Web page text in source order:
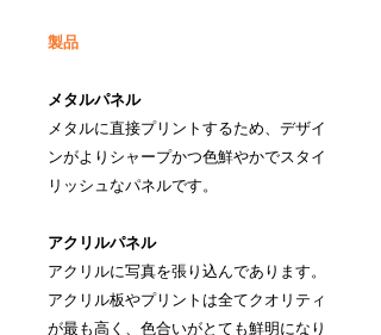
製品
メタルパネル
メタルに直接プリントするため、デザイ
ンがよりシャープかつ色鮮やかでスタイ
リッシュなパネルです。
アクリルパネル
アクリルに写真を張り込んであります。
アクリル板やプリントは全てクオリティ
が最も高く、色合いがとても鮮明になり